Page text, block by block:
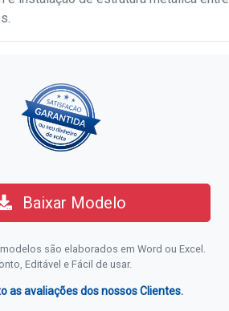
Baixar Modelo
são elaborados em Word ou Excel.
Editável e Fácil de usar.
as avaliações dos nossos Clientes.